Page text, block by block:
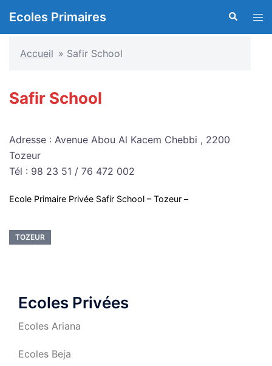
auEcoles Primaires
le
Accueil » Safir School
Safir School
Adresse : Avenue Abou Al Kacem Chebbi , 2200
Tozeur
Tél : 98 23 51 / 76 472 002
Ecole Primaire Privée Safir School – Tozeur –
TOZEUR
Ecoles Privées
Ecoles Ariana
Ecoles Beja